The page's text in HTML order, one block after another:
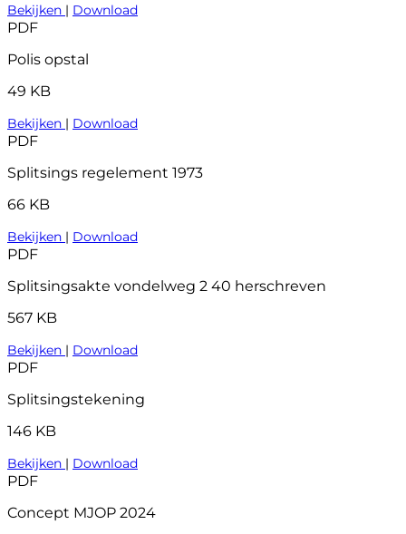
Bekijken | Download
PDF
Polis opstal
49 KB
Bekijken | Download
PDF
Splitsings regelement 1973
66 KB
Bekijken | Download
PDF
Splitsingsakte vondelweg 2 40 herschreven
567 KB
Bekijken | Download
PDF
Splitsingstekening
146 KB
Bekijken | Download
PDF
Concept MJOP 2024